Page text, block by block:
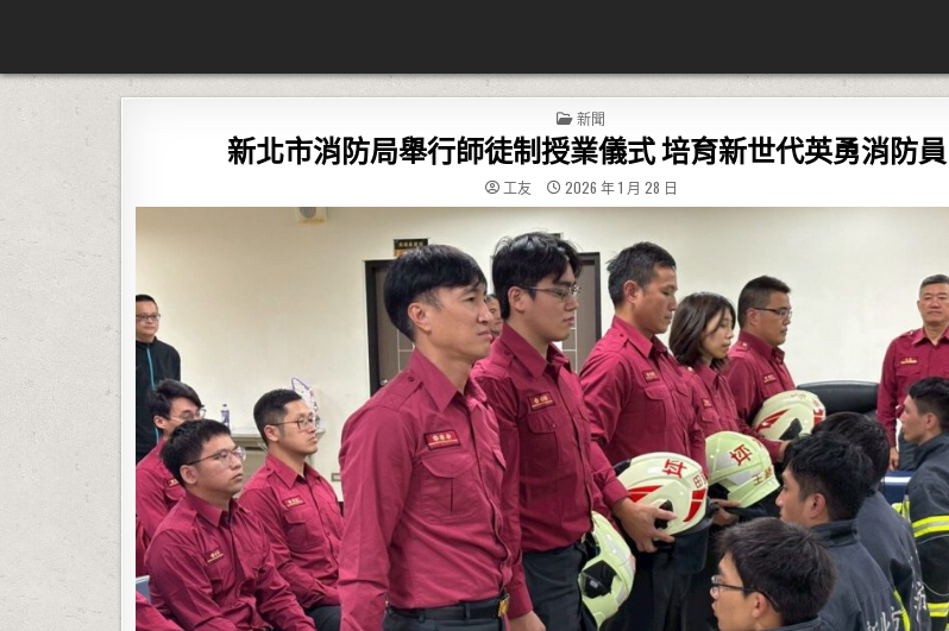
POSTED IN
新聞
新北市消防局舉行師徒制授業儀式 培育新世代英勇消防員
工友 2026 年 1 月 28 日